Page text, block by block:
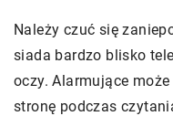
Należy czuć się
siada bardzo blisko
oczy. Alarmujące
stronę podczas